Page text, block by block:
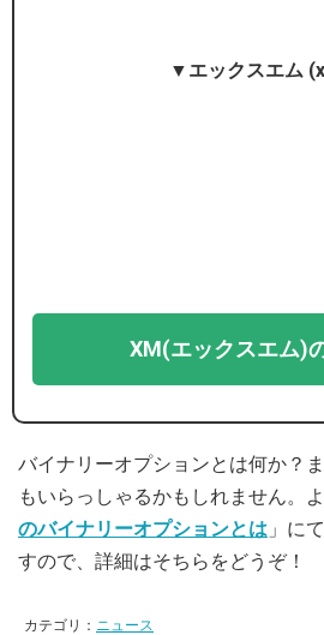
▼エックスエム
XM(エックスエム)
バイナリーオプションとは何か？
もいらっしゃるかもしれません。
のバイナリーオプションとは 」に
すので、詳細はそちらをどうぞ！
カテゴリ： ニュース